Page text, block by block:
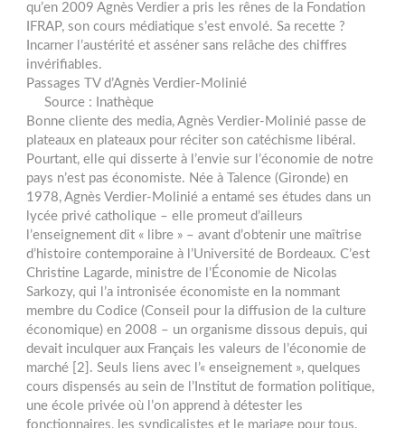
qu’en 2009 Agnès Verdier a pris les rênes de la Fondation
IFRAP, son cours médiatique s’est envolé. Sa recette ?
Incarner l’austérité et asséner sans relâche des chiffres
invérifiables.
Passages TV d’Agnès Verdier-Molinié
Source : Inathèque
Bonne cliente des media, Agnès Verdier-Molinié passe de
plateaux en plateaux pour réciter son catéchisme libéral.
Pourtant, elle qui disserte à l’envie sur l’économie de notre
pays n’est pas économiste. Née à Talence (Gironde) en
1978, Agnès Verdier-Molinié a entamé ses études dans un
lycée privé catholique – elle promeut d’ailleurs
l’enseignement dit « libre » – avant d’obtenir une maîtrise
d’histoire contemporaine à l’Université de Bordeaux. C’est
Christine Lagarde, ministre de l’Économie de Nicolas
Sarkozy, qui l’a intronisée économiste en la nommant
membre du Codice (Conseil pour la diffusion de la culture
économique) en 2008 – un organisme dissous depuis, qui
devait inculquer aux Français les valeurs de l’économie de
marché [2]. Seuls liens avec l’« enseignement », quelques
cours dispensés au sein de l’Institut de formation politique,
une école privée où l’on apprend à détester les
fonctionnaires, les syndicalistes et le mariage pour tous.